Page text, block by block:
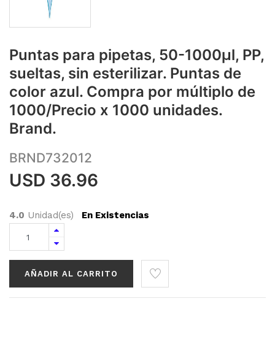
Puntas para pipetas, 50-1000µl, PP,
sueltas, sin esterilizar. Puntas de
color azul. Compra por múltiplo de
1000/Precio x 1000 unidades.
Brand.
BRND732012
USD 36.96
4.0 Unidad(es) En Existencias
AÑADIR AL CARRITO